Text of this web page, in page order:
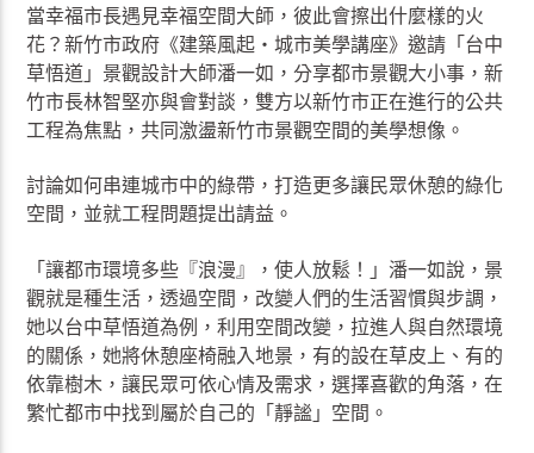
當幸福市長遇見幸福空間大師，彼此會擦出什麼樣的火
花？新竹市政府《建築風起‧城市美學講座》邀請「台中
草悟道」景觀設計大師潘一如，分享都市景觀大小事，新
竹市長林智堅亦與會對談，雙方以新竹市正在進行的公共
工程為焦點，共同激盪新竹市景觀空間的美學想像。
討論如何串連城市中的綠帶，打造更多讓民眾休憩的綠化
空間，並就工程問題提出請益。
「讓都市環境多些『浪漫』，使人放鬆！」潘一如說，景
觀就是種生活，透過空間，改變人們的生活習慣與步調，
她以台中草悟道為例，利用空間改變，拉進人與自然環境
的關係，她將休憩座椅融入地景，有的設在草皮上、有的
依靠樹木，讓民眾可依心情及需求，選擇喜歡的角落，在
繁忙都市中找到屬於自己的「靜謐」空間。